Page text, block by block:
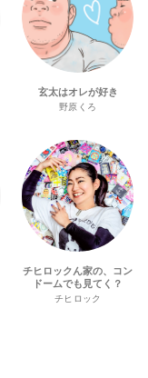
玄太はオレが好き
野原くろ
チヒロックん家の、コン
ドームでも見てく？
チヒロック